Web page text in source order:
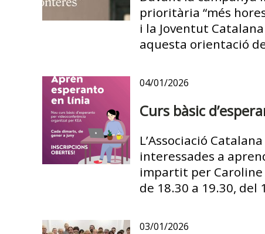
prioritària “més
i la Joventut
aquesta orientació
04/01/2026
Curs bàsic
L’Associació
interessades a
impartit per
de 18.30 a 19.30,
03/01/2026